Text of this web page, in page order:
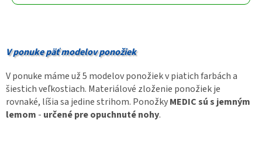
V ponuke päť modelov ponožiek
V ponuke máme už 5 modelov ponožiek v piatich farbách a
šiestich veľkostiach. Materiálové zloženie ponožiek je
rovnaké, líšia sa jedine strihom. PonožkyMEDIC sú s jemným
lemom - určené pre opuchnuté nohy.